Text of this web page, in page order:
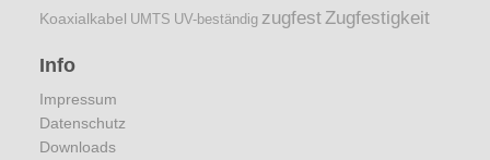
Koaxialkabel UMTS UV-beständig zugfest Zugfestigkeit
Info
Impressum
Datenschutz
Downloads